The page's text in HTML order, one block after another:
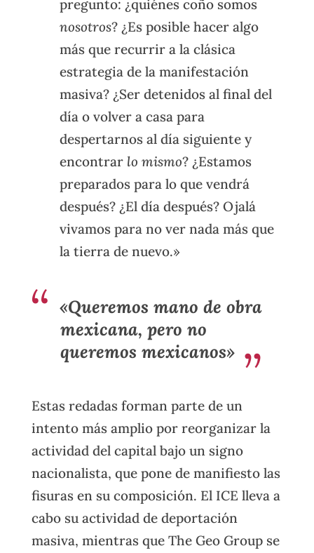
pregunto: ¿quiénes coño somos
nosotros? ¿Es posible hacer algo
más que recurrir a la clásica
estrategia de la manifestación
masiva? ¿Ser detenidos al final del
día o volver a casa para
despertarnos al día siguiente y
encontrar lo mismo? ¿Estamos
preparados para lo que vendrá
después? ¿El día después? Ojalá
vivamos para no ver nada más que
la tierra de nuevo.»
«Queremos mano de obra
mexicana, pero no
queremos mexicanos»
Estas redadas forman parte de un
intento más amplio por reorganizar la
actividad del capital bajo un signo
nacionalista, que pone de manifiesto las
fisuras en su composición. El ICE lleva a
cabo su actividad de deportación
masiva, mientras que The Geo Group se